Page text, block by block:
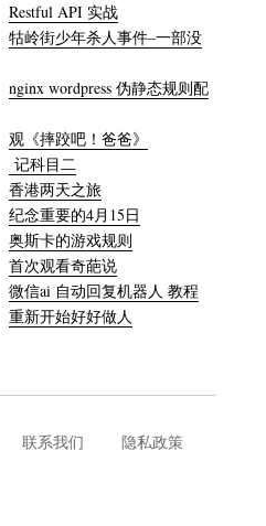
Restful API 实战
牯岭街少年杀人事件–一部没
nginx wordpress 伪静态规则配
观《摔跤吧！爸爸》
记科目二
香港两天之旅
纪念重要的4月15日
奥斯卡的游戏规则
首次观看奇葩说
微信ai 自动回复机器人 教程
重新开始好好做人
联系我们 隐私政策